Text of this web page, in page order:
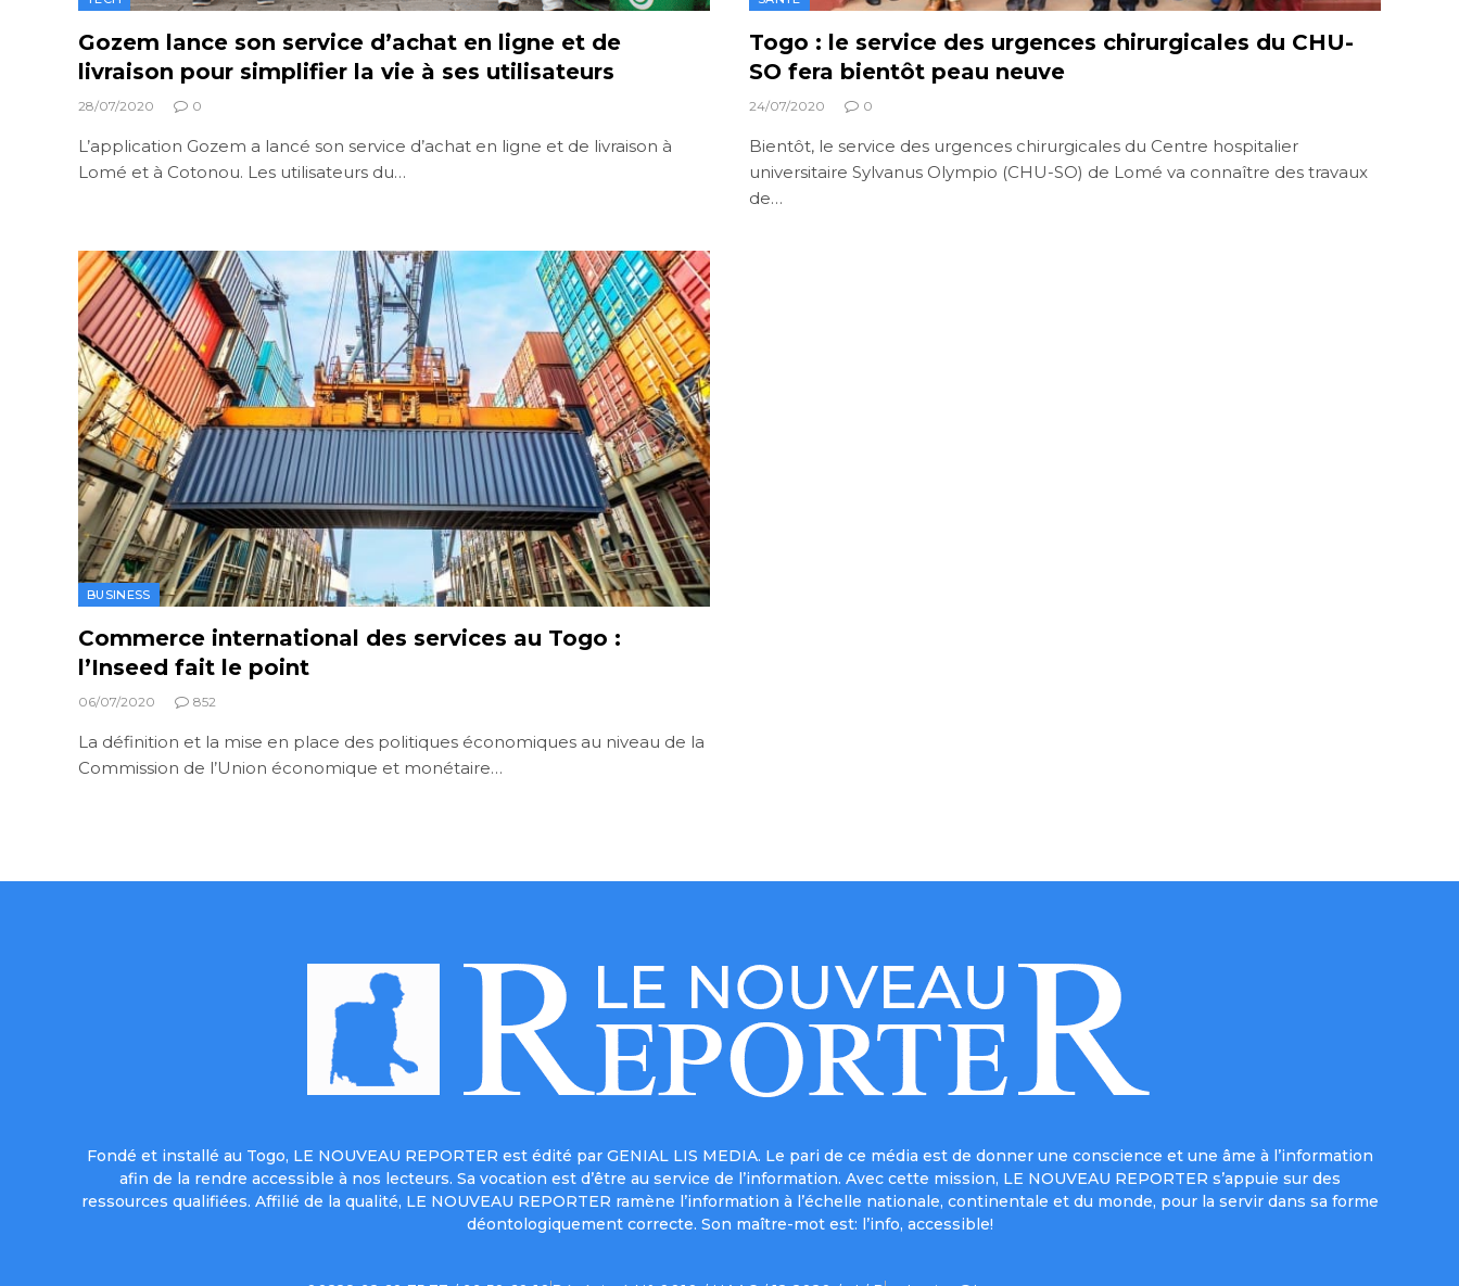
Gozem lance son service d’achat en ligne et de
livraison pour simplifier la vie à ses utilisateurs
28/07/2020 0
L’application Gozem a lancé son service d’achat en ligne et de livraison à
Lomé et à Cotonou. Les utilisateurs du…
Togo : le service des urgences chirurgicales du CHU-
SO fera bientôt peau neuve
24/07/2020 0
Bientôt, le service des urgences chirurgicales du Centre hospitalier
universitaire Sylvanus Olympio (CHU-SO) de Lomé va connaître des travaux
de…
BUSINESS
Commerce international des services au Togo :
l’Inseed fait le point
06/07/2020 852
La définition et la mise en place des politiques économiques au niveau de la
Commission de l’Union économique et monétaire…
Fondé et installé au Togo, LE NOUVEAU REPORTER est édité par GENIAL LIS MEDIA. Le pari de ce média est de donner une conscience et une âme à l’information
afin de la rendre accessible à nos lecteurs. Sa vocation est d’être au service de l’information. Avec cette mission, LE NOUVEAU REPORTER s’appuie sur des
ressources qualifiées. Affilié de la qualité, LE NOUVEAU REPORTER ramène l’information à l’échelle nationale, continentale et du monde, pour la servir dans sa forme
déontologiquement correcte. Son maître-mot est: l’info, accessible!